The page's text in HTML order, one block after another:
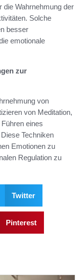
die Wahrnehmung der
Solche
besser
emotionale
zur
von
von Meditation,
eines
Techniken
Emotionen zu
Regulation zu
Twitter
Pinterest